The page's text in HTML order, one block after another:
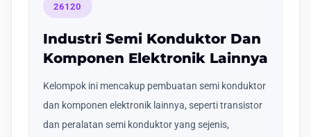
26120
Industri Semi Konduktor Dan
Komponen Elektronik Lainnya
Kelompok ini mencakup pembuatan semi konduktor
dan komponen elektronik lainnya, seperti transistor
dan peralatan semi konduktor yang sejenis,